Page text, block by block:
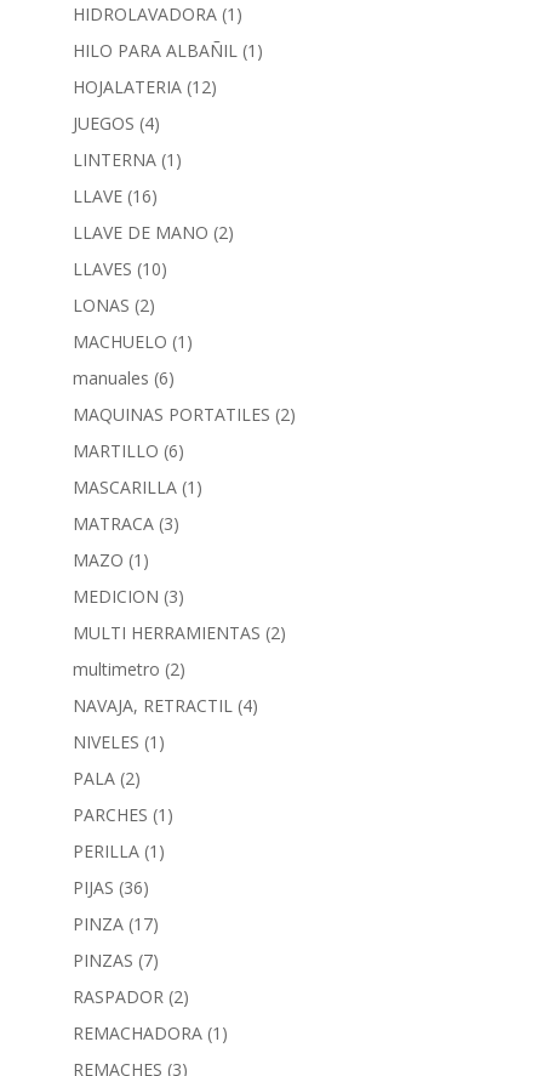
HIDROLAVADORA (1)
HILO PARA ALBAÑIL (1)
HOJALATERIA (12)
JUEGOS (4)
LINTERNA (1)
LLAVE (16)
LLAVE DE MANO (2)
LLAVES (10)
LONAS (2)
MACHUELO (1)
manuales (6)
MAQUINAS PORTATILES (2)
MARTILLO (6)
MASCARILLA (1)
MATRACA (3)
MAZO (1)
MEDICION (3)
MULTI HERRAMIENTAS (2)
multimetro (2)
NAVAJA, RETRACTIL (4)
NIVELES (1)
PALA (2)
PARCHES (1)
PERILLA (1)
PIJAS (36)
PINZA (17)
PINZAS (7)
RASPADOR (2)
REMACHADORA (1)
REMACHES (3)